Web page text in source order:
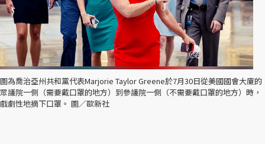
圖為喬治亞州共和黨代表Marjorie Taylor Greene於7月30日從美國國會大廈的
眾議院一側（需要戴口罩的地方）到參議院一側（不需要戴口罩的地方）時，
戲劇性地摘下口罩。 圖／歐新社